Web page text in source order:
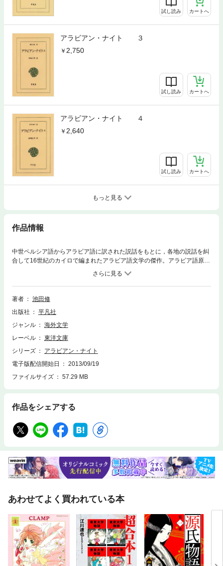
試し読み カートへ
アラビアン・ナイト ３
2,750
試し読み カートへ
アラビアン・ナイト ４
2,640
試し読み カートへ
もっと見る
作品情報
中世ペルシア語からアラビア語に訳された説話をもとに，各地の説話を糾
合して16世紀のカイロで編まれたアラビア語文学の傑作。アラビア語原典
からの完訳版。最終第18巻は，第930夜から第1001夜，「染め物屋アブ
ー・キールと床屋アブー・シールの物語」から，アラビアン・ナイト最後
の物語「靴直しマアルーフとその妻ファーティマの物語」まで８話。
著者
池田修
出版社
平凡社
ジャンル
海外文学
レーベル
東洋文庫
シリーズ
アラビアン・ナイト
電子版配信開始日
2013/09/19
ファイルサイズ
57.29 MB
作品をシェアする
あわせてよく買われている本